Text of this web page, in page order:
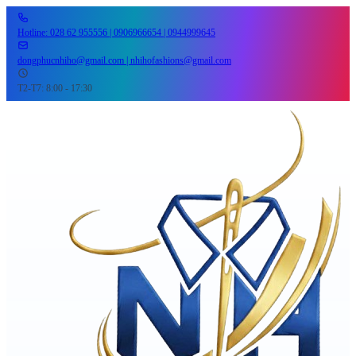
Hotline: 028 62 955556 | 0906966654 | 0944999645
dongphucnhiho@gmail.com | nhihofashions@gmail.com
T2-T7: 8:00 - 17:30